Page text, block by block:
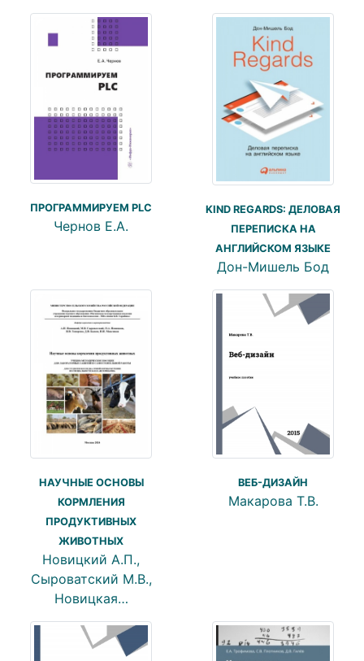
ПРОГРАММИРУЕМ PLC
Чернов Е.А.
KIND REGARDS: ДЕЛОВАЯ
ПЕРЕПИСКА НА
АНГЛИЙСКОМ ЯЗЫКЕ
Дон-Мишель Бод
НАУЧНЫЕ ОСНОВЫ
КОРМЛЕНИЯ
ПРОДУКТИВНЫХ
ЖИВОТНЫХ
Новицкий А.П.,
Сыроватский М.В.,
Новицкая…
ВЕБ-ДИЗАЙН
Макарова Т.В.